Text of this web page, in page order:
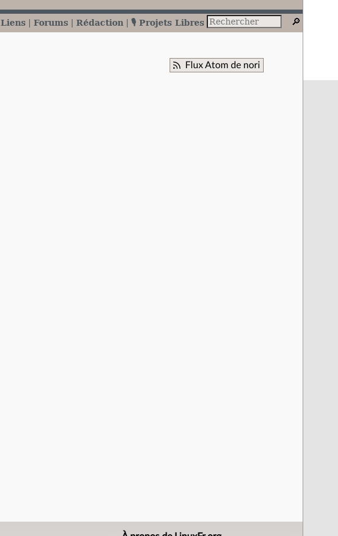
Liens Forums Rédaction 🎙️ Projets Libres
Flux Atom de nori